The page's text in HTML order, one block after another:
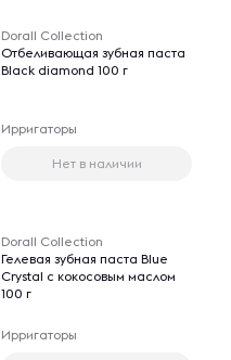
Dorall Collection
Отбеливающая зубная паста
Black diamond 100 г
Ирригаторы
Нет в наличии
Dorall Collection
Гелевая зубная паста Blue
Crystal с кокосовым маслом
100 г
Ирригаторы